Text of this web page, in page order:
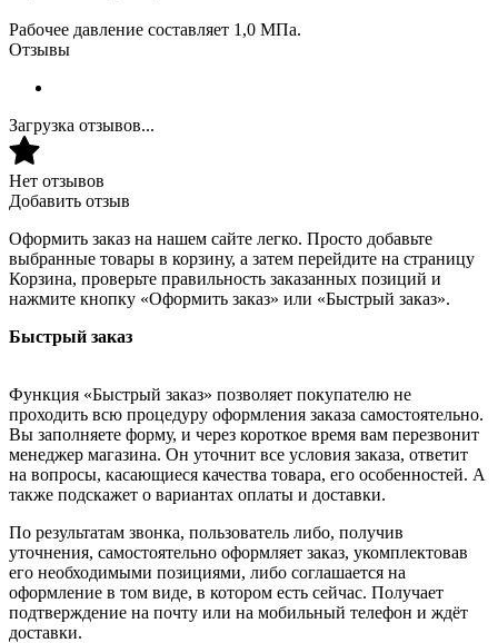
Рабочее давление составляет 1,0 МПа.
Отзывы
Загрузка отзывов...
Нет отзывов
Добавить отзыв
Оформить заказ на нашем сайте легко. Просто добавьте
выбранные товары в корзину, а затем перейдите на страницу
Корзина, проверьте правильность заказанных позиций и
нажмите кнопку «Оформить заказ» или «Быстрый заказ».
Быстрый заказ
Функция «Быстрый заказ» позволяет покупателю не
проходить всю процедуру оформления заказа самостоятельно.
Вы заполняете форму, и через короткое время вам перезвонит
менеджер магазина. Он уточнит все условия заказа, ответит
на вопросы, касающиеся качества товара, его особенностей. А
также подскажет о вариантах оплаты и доставки.
По результатам звонка, пользователь либо, получив
уточнения, самостоятельно оформляет заказ, укомплектовав
его необходимыми позициями, либо соглашается на
оформление в том виде, в котором есть сейчас. Получает
подтверждение на почту или на мобильный телефон и ждёт
доставки.